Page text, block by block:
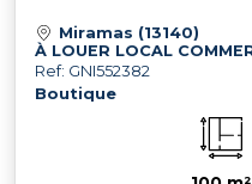
Miramas (13140)
Ref: GNI552382
Boutique